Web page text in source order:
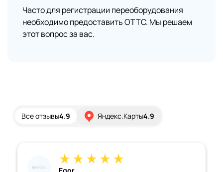
Часто для регистрации переоборудования
необходимо предоставить ОТТС. Мы решаем
этот вопрос за вас.
Все отзывы4.9 Яндекс.Карты4.9